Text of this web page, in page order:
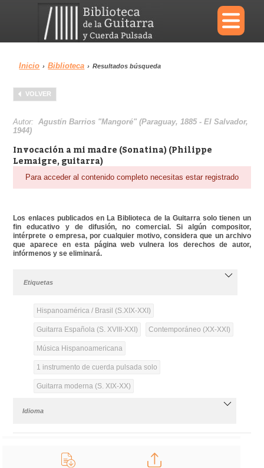
×
Menu
Biblioteca Diccionario
Área personal Reproductor
Inicio › Biblioteca › Resultados búsqueda
VOLVER
Autor:Agustín Barrios "Mangoré" (Paraguay, 1885 - El Salvador,
1944)
Invocación a mi madre (Sonatina) (Philippe
Lemaigre, guitarra)
Para acceder al contenido completo necesitas estar registrado
Los enlaces publicados en La Biblioteca de la Guitarra solo tienen un
fin educativo y de difusión, no comercial. Si algún compositor,
intérprete o empresa, por cualquier motivo, considera que un archivo
que aparece en esta página web vulnera los derechos de autor,
infórmenos y se eliminará.
Etiquetas
Hispanoamérica / Brasil (S.XIX-XXI)
Guitarra Española (S. XVIII-XXI) Contemporáneo (XX-XXI)
Música Hispanoamericana
1 instrumento de cuerda pulsada solo
Guitarra moderna (S. XIX-XX)
Idioma